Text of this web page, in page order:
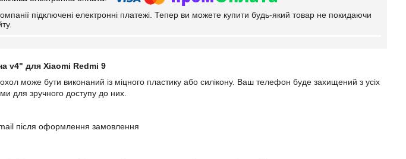
підключені електронні платежі. Тепер ви можете купити будь-який товар не покидаючи
v4" для Xiaomi Redmi 9
може бути виконаний із міцного пластику або силікону. Ваш телефон буде захищений з усіх
для зручного доступу до них.
після оформлення замовлення